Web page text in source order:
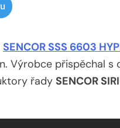
SENCOR SSS 6603
Výrobce přispěchal s
řady SENCOR